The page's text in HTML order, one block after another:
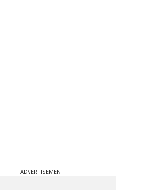
ADVERTISEMENT